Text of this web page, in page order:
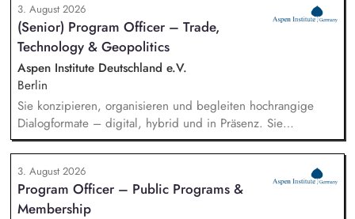
3. August 2026
(Senior) Program Officer – Trade,
Technology & Geopolitics
Aspen Institute Deutschland e.V.
Berlin
Sie konzipieren, organisieren und begleiten hochrangige
Dialogformate – digital, hybrid und in Präsenz. Sie
identifizieren aktuelle Entwicklungen in den Bereichen
Handel, Technologie, Geopolitik und wirtschaftliche
Sicherheit und bereiten diese für Veranstaltungen,
Hintergrundgespräche, Publikationen und politische
Diskussionen auf. Sie identifizieren und gewinnen
3. August 2026
Program Officer – Public Programs &
Membership